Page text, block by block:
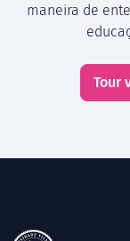
maneira de
Tour